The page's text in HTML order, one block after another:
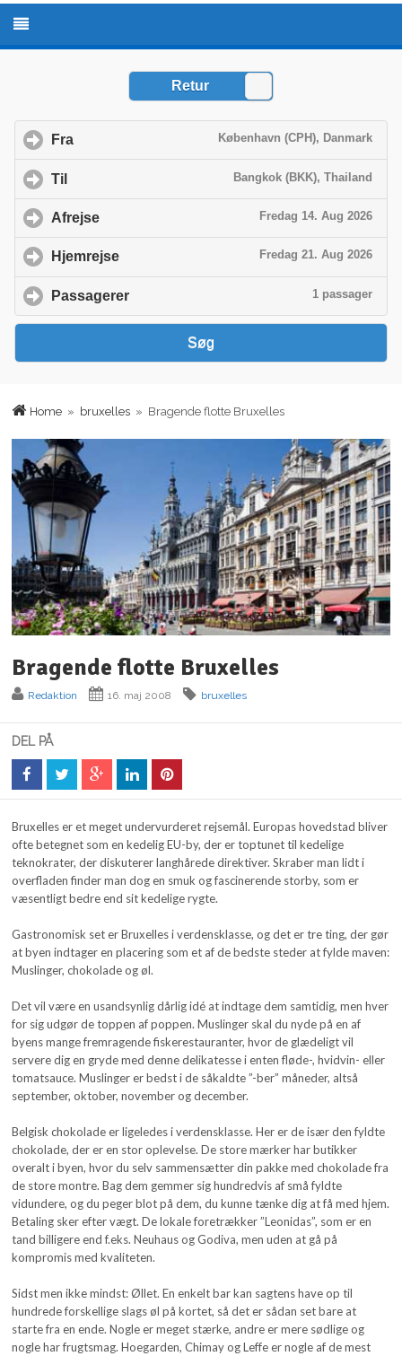
Home » bruxelles » Bragende flotte Bruxelles
Bragende flotte Bruxelles
Redaktion 16. maj 2008 bruxelles
DEL PÅ
Bruxelles er et meget undervurderet rejsemål. Europas hovedstad bliver
ofte betegnet som en kedelig EU-by, der er toptunet til kedelige
teknokrater, der diskuterer langhårede direktiver. Skraber man lidt i
overfladen finder man dog en smuk og fascinerende storby, som er
væsentligt bedre end sit kedelige rygte.
Gastronomisk set er Bruxelles i verdensklasse, og det er tre ting, der gør
at byen indtager en placering som et af de bedste steder at fylde maven:
Muslinger, chokolade og øl.
Det vil være en usandsynlig dårlig idé at indtage dem samtidig, men hver
for sig udgør de toppen af poppen. Muslinger skal du nyde på en af
byens mange fremragende fiskerestauranter, hvor de glædeligt vil
servere dig en gryde med denne delikatesse i enten fløde-, hvidvin- eller
tomatsauce. Muslinger er bedst i de såkaldte ”-ber” måneder, altså
september, oktober, november og december.
Belgisk chokolade er ligeledes i verdensklasse. Her er de især den fyldte
chokolade, der er en stor oplevelse. De store mærker har butikker
overalt i byen, hvor du selv sammensætter din pakke med chokolade fra
de store montre. Bag dem gemmer sig hundredvis af små fyldte
vidundere, og du peger blot på dem, du kunne tænke dig at få med hjem.
Betaling sker efter vægt. De lokale foretrækker ”Leonidas”, som er en
tand billigere end f.eks. Neuhaus og Godiva, men uden at gå på
kompromis med kvaliteten.
Sidst men ikke mindst: Øllet. En enkelt bar kan sagtens have op til
hundrede forskellige slags øl på kortet, så det er sådan set bare at
starte fra en ende. Nogle er meget stærke, andre er mere sødlige og
nogle har frugtsmag. Hoegarden, Chimay og Leffe er nogle af de mest